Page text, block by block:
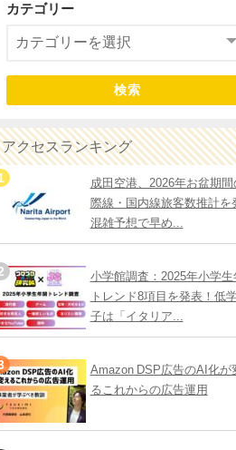
カテゴリー
検索
アクセスランキング
成田空港、2026年お盆期間
際線・国内線旅客数推計を
混雑予想で早め...
小学館調査：2025年小学生
トレンド8項目を発表！低
子は「イタリア...
Amazon DSP広告のAI化が
るこれからの広告運用